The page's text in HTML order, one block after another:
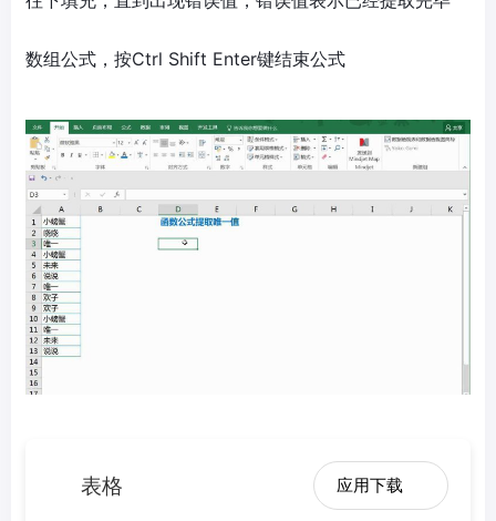
数组公式，按Ctrl Shift Enter键结束公式
表格 应用下载